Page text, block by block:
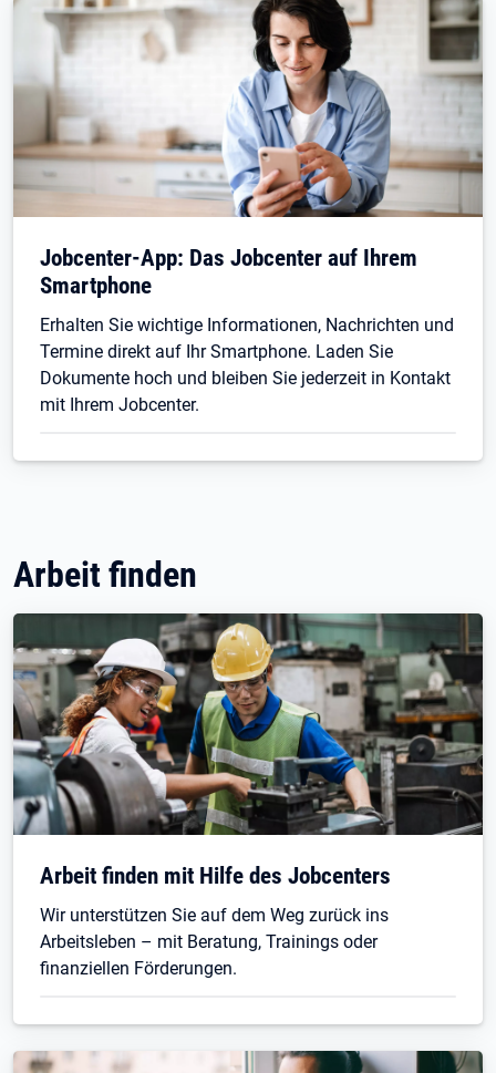
Jobcenter-App: Das Jobcenter auf Ihrem
Smartphone
Erhalten Sie wichtige Informationen, Nachrichten und
Termine direkt auf Ihr Smartphone. Laden Sie
Dokumente hoch und bleiben Sie jederzeit in Kontakt
mit Ihrem Jobcenter.
Arbeit finden
Arbeit finden mit Hilfe des Jobcenters
Wir unterstützen Sie auf dem Weg zurück ins
Arbeitsleben – mit Beratung, Trainings oder
finanziellen Förderungen.